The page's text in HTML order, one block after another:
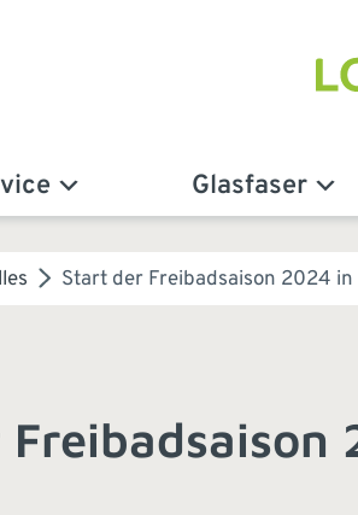
Glasfaser
Start der Freibadsaison 2024